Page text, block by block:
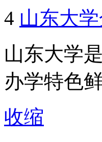
4 山东大
山东大学
办学特色
收缩